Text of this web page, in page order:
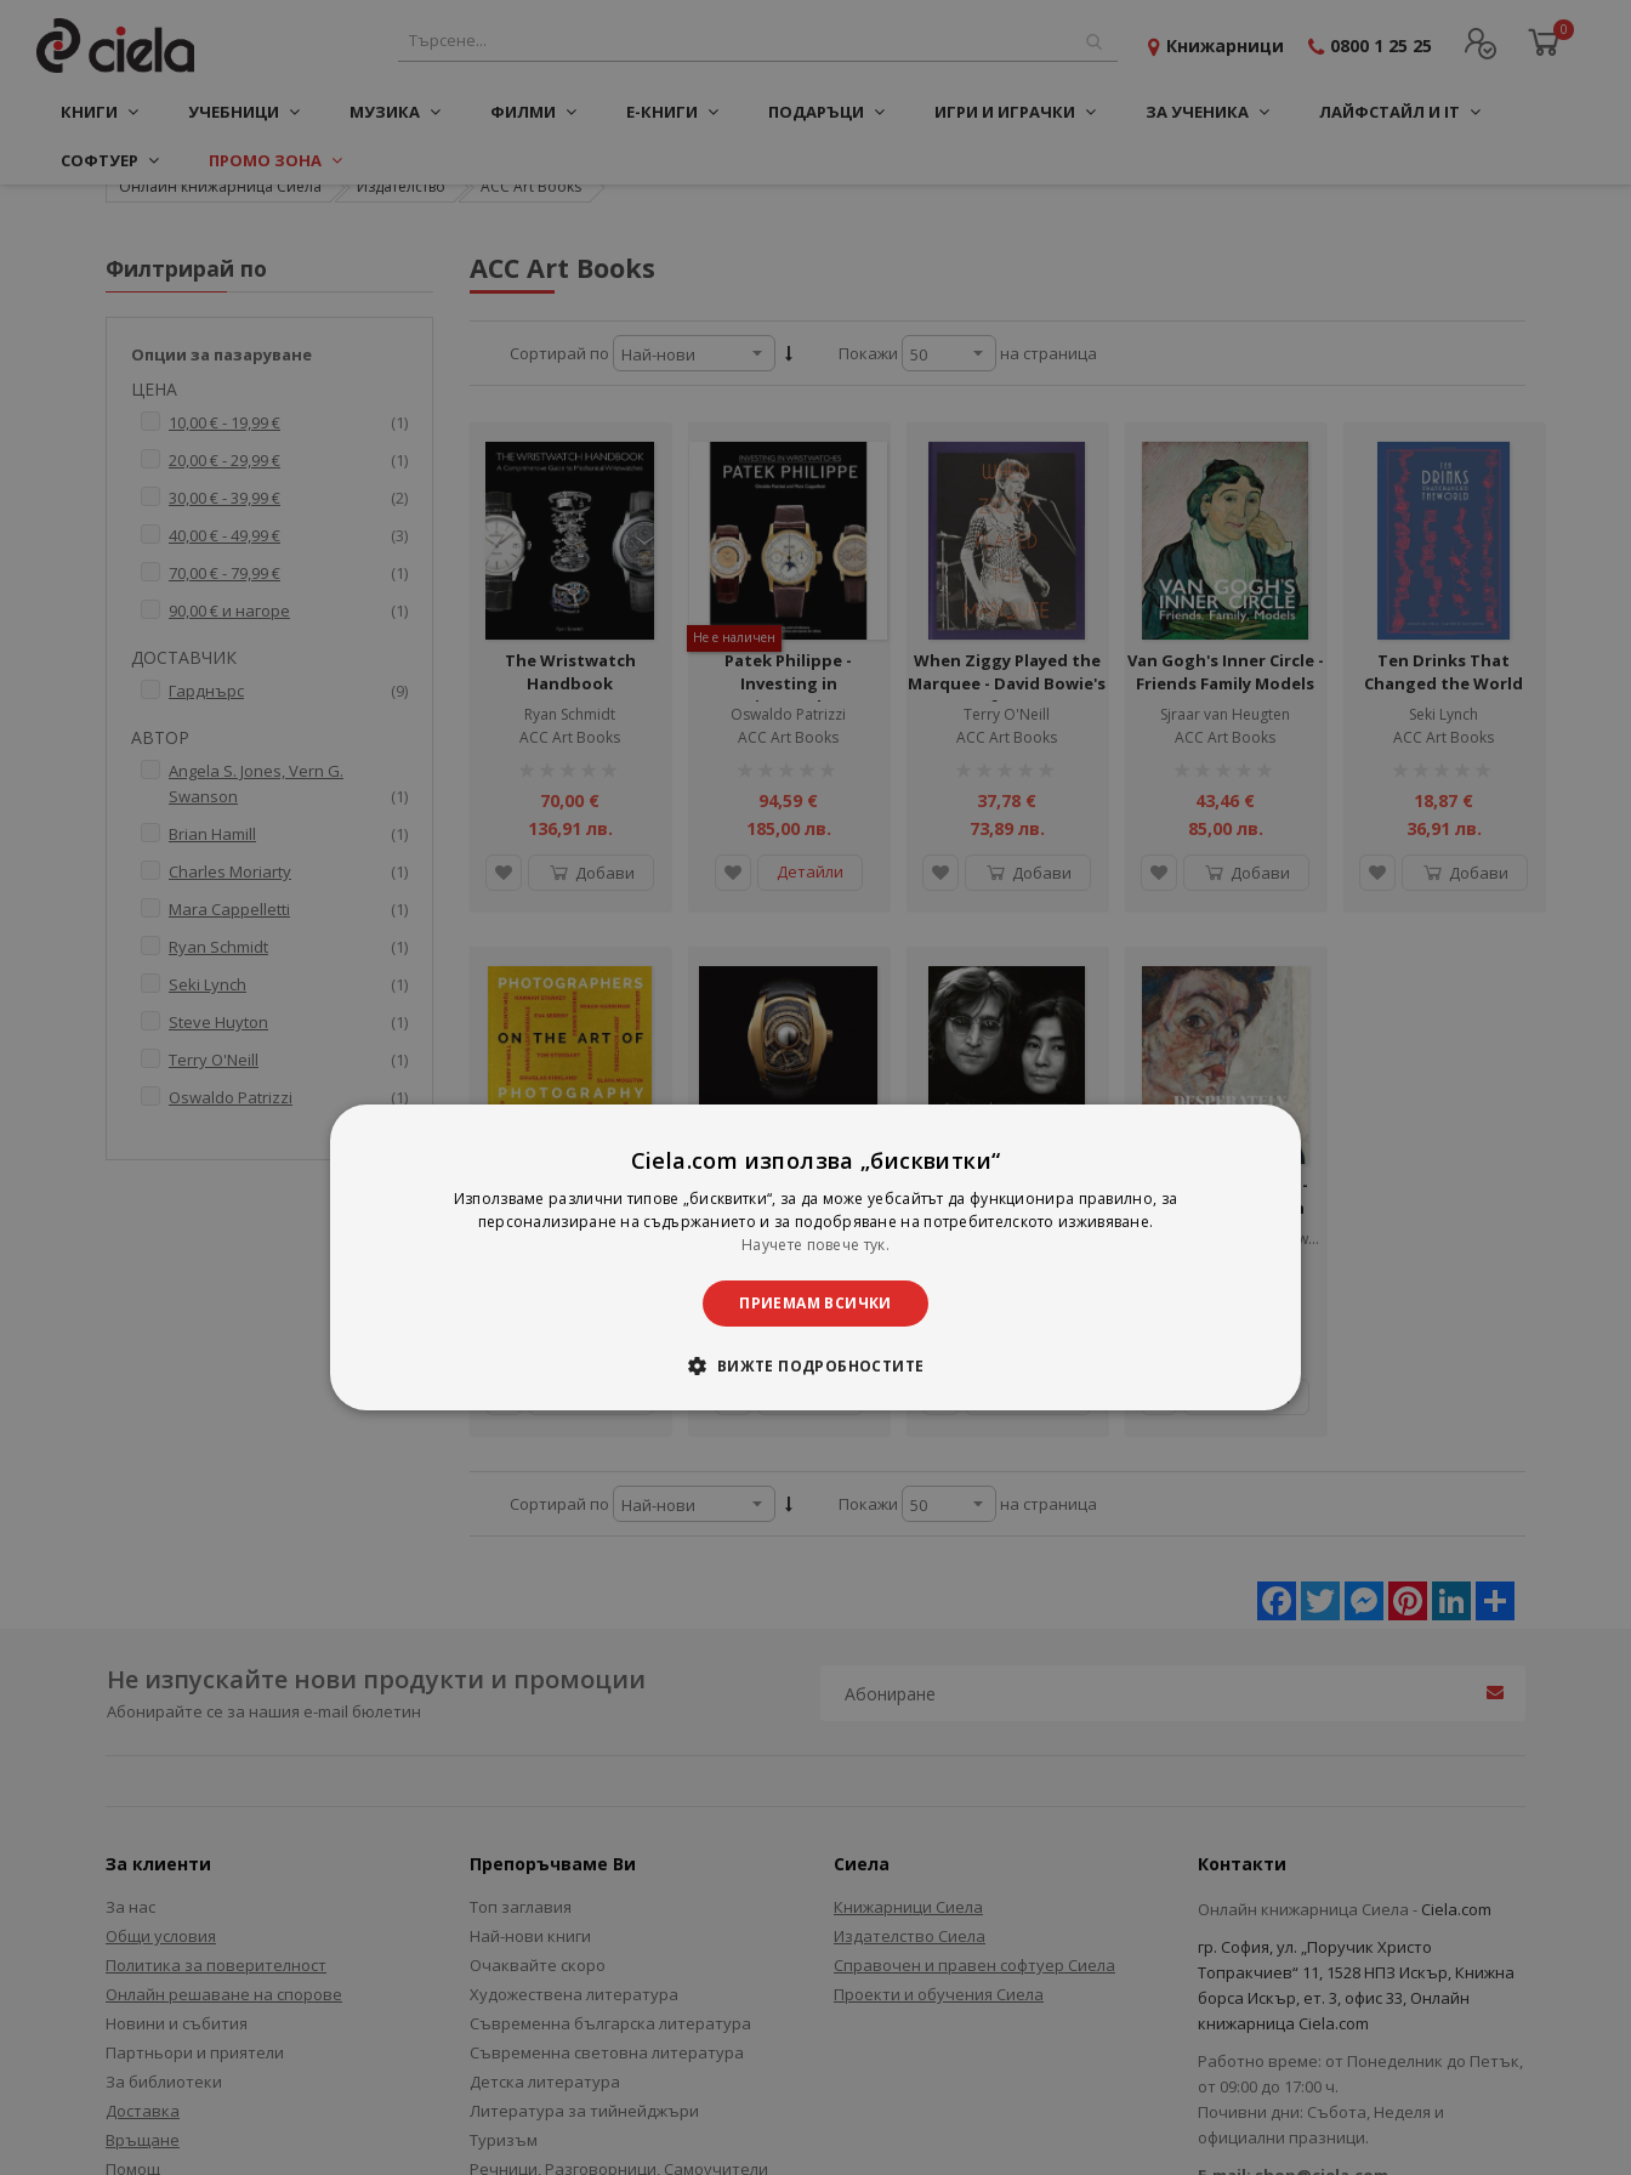
0
Книжарници 0800 1 25 25
КНИГИ УЧЕБНИЦИ МУЗИКА ФИЛМИ Е-КНИГИ ПОДАРЪЦИ ИГРИ И ИГРАЧКИ ЗА УЧЕНИКА ЛАЙФСТАЙЛ И IT
СОФТУЕР ПРОМО ЗОНА
Онлайн книжарница Сиела Издателство ACC Art Books
ACC Art Books
Сортирай по Покажи на страница
The Wristwatch
Handbook
Ryan Schmidt
ACC Art Books
70,00 €
136,91 лв.
Добави
Не е наличен
Patek Philippe -
Investing in
Wristwatches
Oswaldo Patrizzi
ACC Art Books
94,59 €
185,00 лв.
Детайли
When Ziggy Played the
Marquee - David Bowie's
Last Performance as
Ziggy Stardust
Terry O'Neill
ACC Art Books
37,78 €
73,89 лв.
Добави
Van Gogh's Inner Circle -
Friends Family Models
Sjraar van Heugten
ACC Art Books
43,46 €
85,00 лв.
Добави
Ten Drinks That
Changed the World
Seki Lynch
ACC Art Books
18,87 €
36,91 лв.
Добави
Art of Photography
Не е наличен
Watchmakers
Steve Huyton
рейтинг:
1% 43,46 €
Yoko in NYC
Desperately Young -
Artists Who Died in
Angela S. Jones, Vern G. Swanson
Добави
Сортирай по Покажи на страница
Facebook
Twitter MessengerPinterestLinkedIn
Филтрирай по
Опции за пазаруване
ЦЕНА
10,00 €- 19,99 € 1артикул
20,00 €-29,99 € 1артикул
30,00 €-39,99 € 2артикули
40,00 €-49,99 € 3артикули
70,00 €- 79,99 € 1артикул
90,00 € и нагоре 1артикул
ДОСТАВЧИК
Гарднърс 9артикули
АВТОР
Angela S. Jones, Vern G.
Swanson
1артикул
Brian Hamill
1артикул
Charles Moriarty
1артикул
Mara Cappelletti
1артикул
Ryan Schmidt
1артикул
Seki Lynch
1артикул
Steve Huyton
1артикул
Terry O'Neill
1артикул
Oswaldo Patrizzi
1артикул
Не изпускайте нови продукти и промоции
Абонирайте се за нашия e-mail бюлетин
За клиенти
За нас
Общи условия
Политика за поверителност
Онлайн решаване на спорове
Новини и събития
Партньори и приятели
За библиотеки
Доставка
Връщане
Помощ
Препоръчваме Ви
Топ заглавия
Най-нови книги
Очаквайте скоро
Художествена литература
Съвременна българска литература
Съвременна световна литература
Детска литература
Литература за тийнейджъри
Туризъм
Речници, Разговорници, Самоучители
Сиела
Книжарници Сиела
Издателство Сиела
Справочен и правен софтуер Сиела
Проекти и обучения Сиела
Контакти
Онлайн книжарница Сиела - Ciela.com
гр. София, ул. „Поручик Христо
Топракчиев“ 11, 1528 НПЗ Искър, Книжна
борса Искър, ет. 3, офис 33, Онлайн
книжарница Ciela.com
Работно време: от Понеделник до Петък,
от 09:00 до 17:00 ч.
Почивни дни: Събота, Неделя и
официални празници.
Ciela.com използва „бисквитки“
Използваме различни типове „бисквитки“, за да може уебсайтът да функционира правилно, за
персонализиране на съдържанието и за подобряване на потребителското изживяване.
Научете повече тук.
ПРИЕМАМ ВСИЧКИ
ВИЖТЕ ПОДРОБНОСТИТЕ